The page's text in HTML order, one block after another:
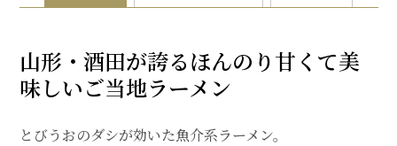
山形・酒田が誇るほんのり甘くて美
味しいご当地ラーメン
とびうおのダシが効いた魚介系ラーメン。